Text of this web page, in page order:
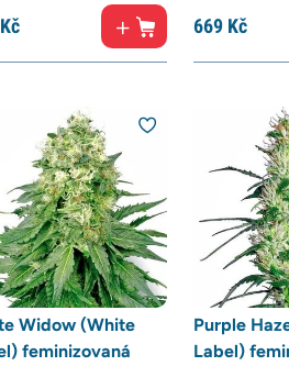
Kč 669 Kč
Widow (White
feminizovaná
Purple
Label)